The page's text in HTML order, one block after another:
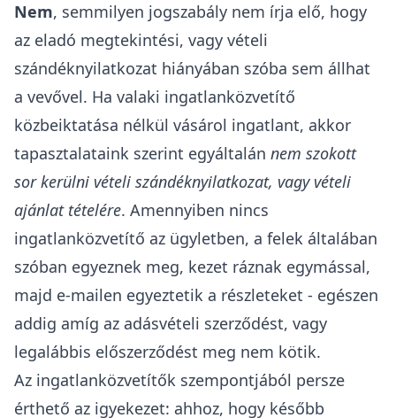
Új Budapest
Dr. Illés Géza Márton Ügyvédi
Iroda
A Mammut Bevásárlóközpontban található
központi irodánkba már online is foglalhat
időpontot!
Tovább az időpontokhoz
Kötelező adásvételi szerződés előtt bármilyen